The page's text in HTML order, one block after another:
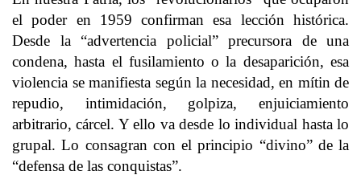
el poder en 1959 confirman esa lección histórica.
Desde la “advertencia policial” precursora de una
condena, hasta el fusilamiento o la desaparición, esa
violencia se manifiesta según la necesidad, en mítin de
repudio, intimidación, golpiza, enjuiciamiento
arbitrario, cárcel. Y ello va desde lo individual hasta lo
grupal. Lo consagran con el principio “divino” de la
“defensa de las conquistas”.